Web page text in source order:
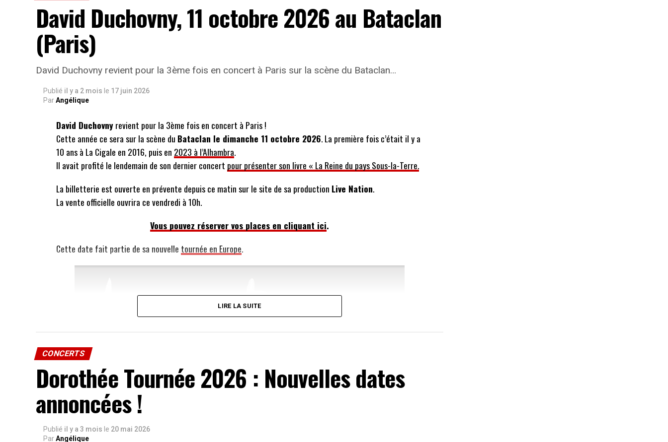
David Duchovny, 11 octobre 2026 au Bataclan
(Paris)
David Duchovny revient pour la 3ème fois en concert à Paris sur la scène du Bataclan…
Publié il y a 2 mois le 17 juin 2026
ParAngélique
David Duchovnyrevient pour la 3ème fois en concert à Paris !
Cette année ce sera sur la scène du Bataclan le dimanche 11 octobre 2026. La première fois c’était il y a
10 ans à La Cigale en 2016, puis en 2023 à l’Alhambra.
Il avait profité le lendemain de son dernier concert pour présenter son livre « La Reine du pays Sous-la-Terre.
La billetterie est ouverte en prévente depuis ce matin sur le site de sa production Live Nation.
La vente officielle ouvrira ce vendredi à 10h.
Vous pouvez réserver vos places en cliquant ici.
Cette date fait partie de sa nouvelle tournée en Europe.
LIRE LA SUITE
CONCERTS
Dorothée Tournée 2026 : Nouvelles dates
annoncées !
Publié il y a 3 mois le 20 mai 2026
ParAngélique